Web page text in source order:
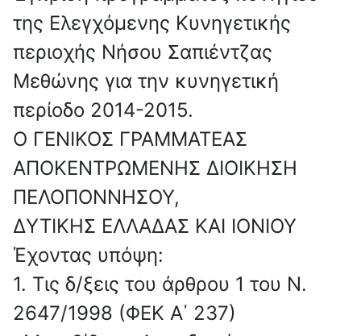
της Ελεγχόμενης Κυνηγετικής
περιοχής Νήσου Σαπιέντζας
Μεθώνης για την κυνηγετική
περίοδο 2014-2015.
Ο ΓΕΝΙΚΟΣ ΓΡΑΜΜΑΤΕΑΣ
ΑΠΟΚΕΝΤΡΩΜΕΝΗΣ ΔΙΟΙΚΗΣΗ
ΠΕΛΟΠΟΝΝΗΣΟΥ,
ΔΥΤΙΚΗΣ ΕΛΛΑΔΑΣ ΚΑΙ ΙΟΝΙΟΥ
Έχοντας υπόψη:
1. Τις δ/ξεις του άρθρου 1 του Ν.
2647/1998 (ΦΕΚ Α΄ 237)